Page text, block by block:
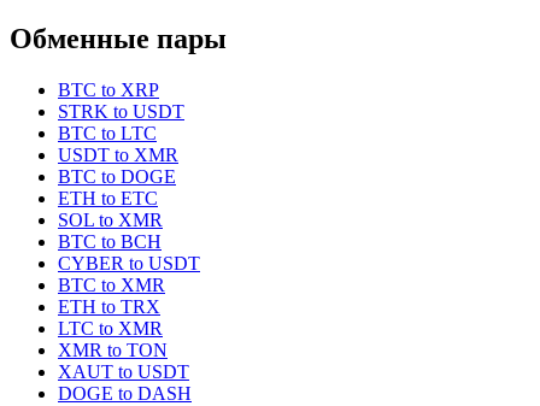
Обменные пары
BTC to XRP
STRK to USDT
BTC to LTC
USDT to XMR
BTC to DOGE
ETH to ETC
SOL to XMR
BTC to BCH
CYBER to USDT
BTC to XMR
ETH to TRX
LTC to XMR
XMR to TON
XAUT to USDT
DOGE to DASH